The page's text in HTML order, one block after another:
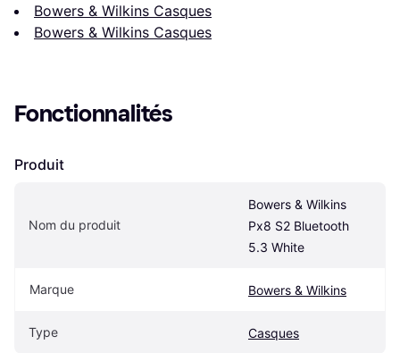
Bowers & Wilkins Casques
Bowers & Wilkins Casques
Fonctionnalités
Produit
Nom du produit
Bowers & Wilkins
Px8 S2 Bluetooth
5.3 White
Marque Bowers & Wilkins
Type Casques